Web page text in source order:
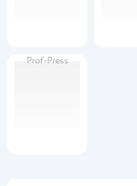
Prof-Press